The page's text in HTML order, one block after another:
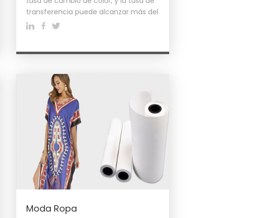
transferencia puede alcanzar más del
95%. ..
Moda Ropa